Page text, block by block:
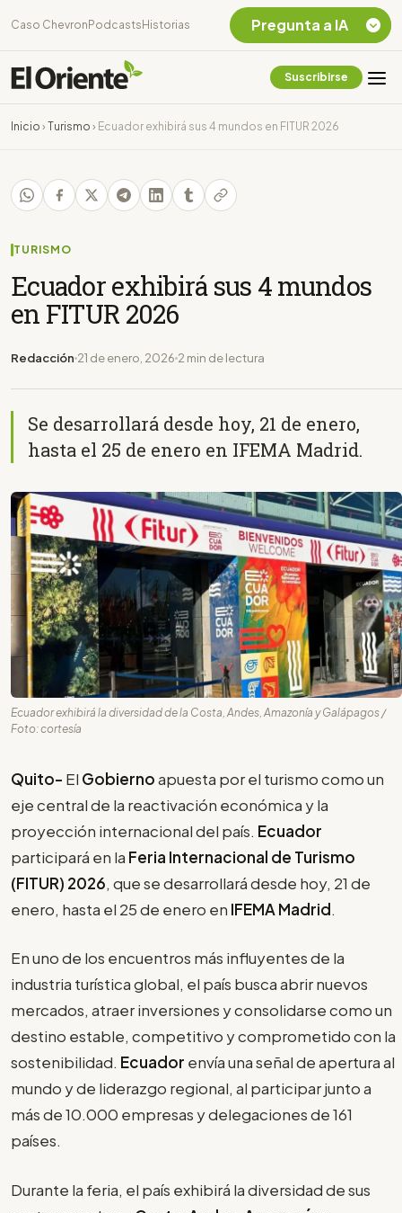
Caso Chevron Podcasts Historias
Suscribirse
Inicio › Turismo › Ecuador exhibirá sus 4 mundos en FITUR 2026
TURISMO
Ecuador exhibirá sus 4 mundos
en FITUR 2026
Redacción 21 de enero, 2026 2 min de lectura
Se desarrollará desde hoy, 21 de enero,
hasta el 25 de enero en IFEMA Madrid.
Ecuador exhibirá la diversidad de la Costa, Andes, Amazonía y Galápagos /
Foto: cortesía
Quito- El Gobiernoapuesta por el turismo como un
eje central de la reactivación económica y la
proyección internacional del país. Ecuador
participará en la Feria Internacional de Turismo
(FITUR) 2026, que se desarrollará desde hoy, 21 de
enero, hasta el 25 de enero en IFEMA Madrid.
En uno de los encuentros más influyentes de la
industria turística global, el país busca abrir nuevos
mercados, atraer inversiones y consolidarse como un
destino estable, competitivo y comprometido con la
sostenibilidad. Ecuador envía una señal de apertura al
mundo y de liderazgo regional, al participar junto a
más de 10.000 empresas y delegaciones de 161
países.
Durante la feria, el país exhibirá la diversidad de sus
Pregunta a IA
Chevron Ecuador